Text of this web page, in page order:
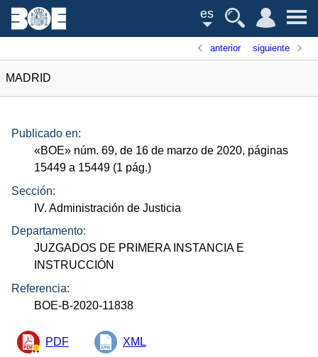
es
anterior siguiente
MADRID
Publicado en:
«BOE» núm. 69, de 16 de marzo de 2020, páginas
15449 a 15449 (1 pág.)
Sección:
IV. Administración de Justicia
Departamento:
JUZGADOS DE PRIMERA INSTANCIA E
INSTRUCCIÓN
Referencia:
BOE-B-2020-11838
PDF XML